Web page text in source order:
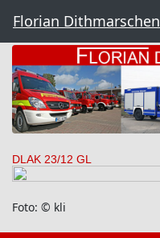
Florian Dithmarschen
DLAK 23/12 GL
Foto: © kli